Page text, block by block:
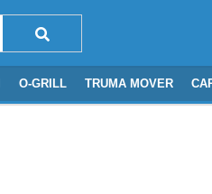
O-GRILL TRUMA MOVER